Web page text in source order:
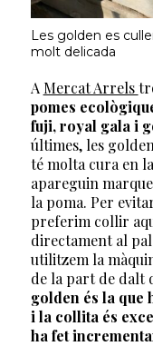
Les golden es
molt delicada
A Mercat Arrels
pomes
fuji, royal gala i
últimes, les
té molta cura en
apareguin
la poma. Per
preferim collir
directament al
utilitzem la
de la part de dalt
golden és la que
i la collita és
ha fet